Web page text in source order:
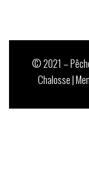
© 2021 –
Chalosse |